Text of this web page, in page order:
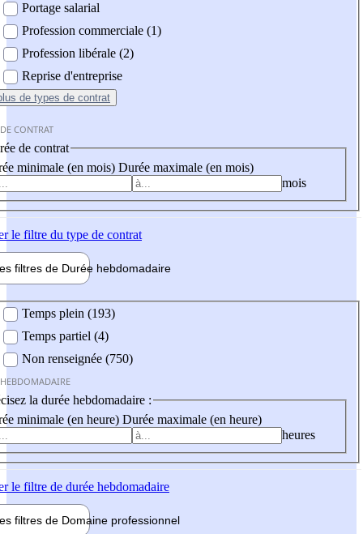
Portage salarial
Profession commerciale (1)
Profession libérale (2)
Reprise d'entreprise
de types de contrat
CONTRAT
de contrat
minimale (en mois) Durée maximale (en mois)
mois
le filtre du type de contrat
filtres de Durée hebdomadaire
Temps plein (193)
Temps partiel (4)
Non renseignée (750)
la durée hebdomadaire :
minimale (en heure) Durée maximale (en heure)
heures
le filtre de durée hebdomadaire
filtres de Domaine professionnel